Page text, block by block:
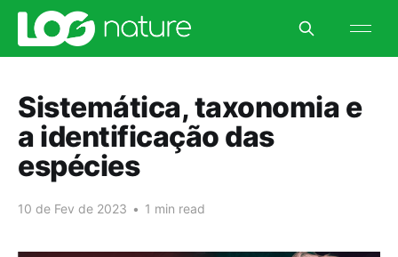
Sistemática, taxonomia e
a identificação das
espécies
10 de Fev de 2023 • 1 min read